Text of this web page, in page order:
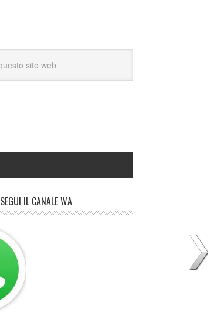
SEGUI IL CANALE WA